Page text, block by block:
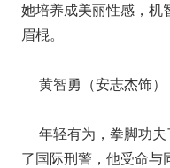
她培养成美丽性感，机
眉棍。
黄智勇（安志杰饰）
年轻有为，拳脚功夫
了国际刑警，他受命与